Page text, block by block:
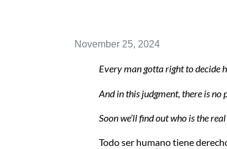
November 25, 2024
Every man gotta right to decide
And in this judgment, there is no
Soon we’ll find out who is the
Todo ser humano tiene